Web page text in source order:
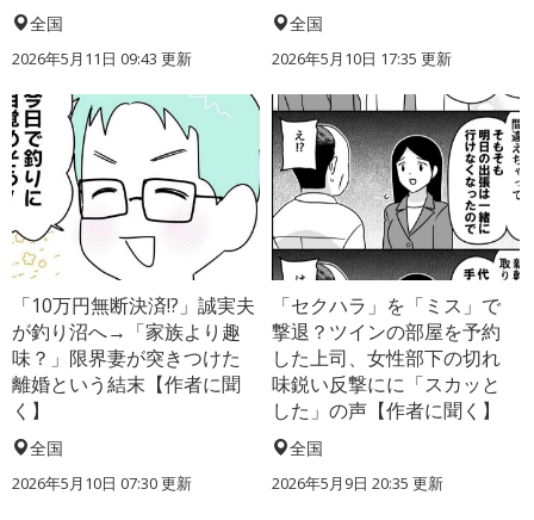
全国
2026年5月11日 09:43 更新
全国
2026年5月10日 17:35 更新
「10万円無断決済!?」誠実夫
が釣り沼へ→「家族より趣
味？」限界妻が突きつけた
離婚という結末【作者に聞
く】
全国
2026年5月10日 07:30 更新
「セクハラ」を「ミス」で
撃退？ツインの部屋を予約
した上司、女性部下の切れ
味鋭い反撃にに「スカッと
した」の声【作者に聞く】
全国
2026年5月9日 20:35 更新